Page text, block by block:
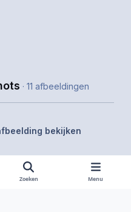
· 11 afbeeldingen
bekijken
Zoeken Menu